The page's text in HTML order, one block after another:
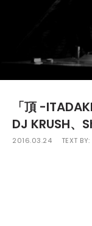
「頂 -
DJ KRUSH、
2016.03.24 TEXT BY: